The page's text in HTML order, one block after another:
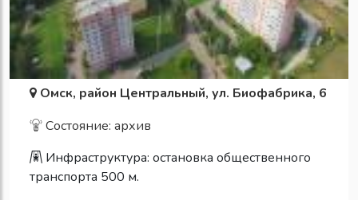
Омск, район Центральный, ул. Биофабрика, 6
Состояние: архив
Инфраструктура: остановка общественного
транспорта 500 м.